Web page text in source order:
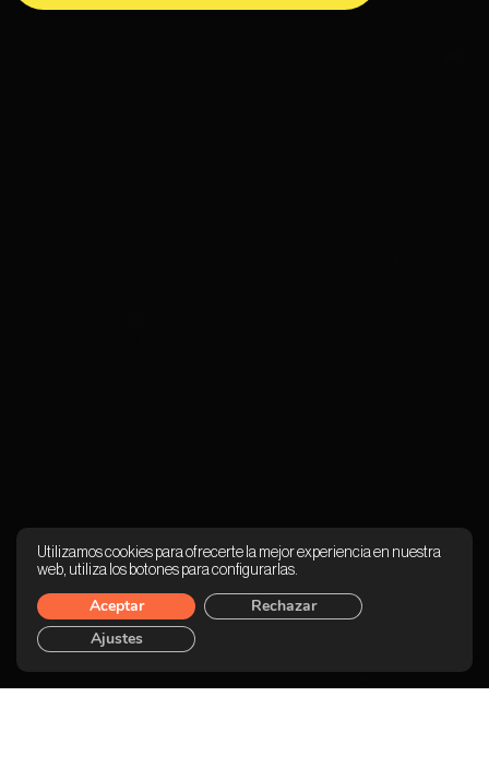
Utilizamos cookies para ofrecerte la mejor experiencia en nuestra
web, utiliza los botones para configurarlas.
Aceptar
Rechazar
Ajustes